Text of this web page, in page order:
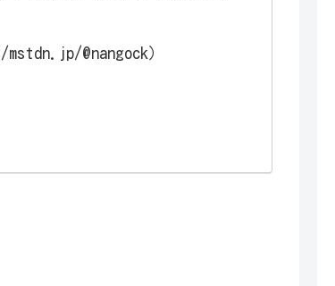
@nangock）